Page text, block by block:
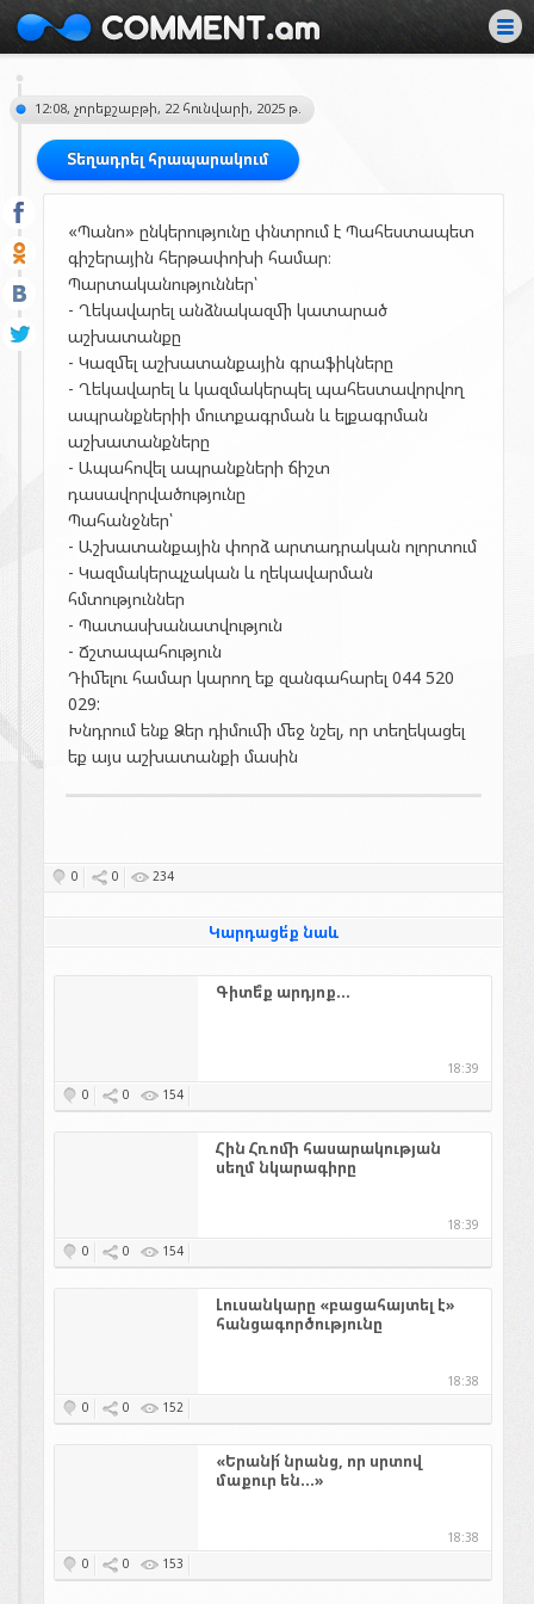
12:08, չորեքշաբթի, 22 հունվարի, 2025 թ.
Տեղադրել հրապարակում
«Պանո» ընկերությունը փնտրում է Պահեստապետ
գիշերային հերթափոխի համար։
Պարտականություններ՝
- Ղեկավարել անձնակազմի կատարած
աշխատանքը
- Կազմել աշխատանքային գրաֆիկները
- Ղեկավարել և կազմակերպել պահեստավորվող
ապրանքներիի մուտքագրման և ելքագրման
աշխատանքները
- Ապահովել ապրանքների ճիշտ
դասավորվածությունը
Պահանջներ՝
- Աշխատանքային փորձ արտադրական ոլորտում
- Կազմակերպչական և ղեկավարման
հմտություններ
- Պատասխանատվություն
- Ճշտապահություն
Դիմելու համար կարող եք զանգահարել 044 520
029:
Խնդրում ենք Ձեր դիմումի մեջ նշել, որ տեղեկացել
եք այս աշխատանքի մասին
0 0 234
Կարդացե՛ք նաև
Գիտե՞ք արդյոք...
18:39
0
0 154
Հին Հռոմի հասարակության
սեղմ նկարագիրը
18:39
0
0 154
Լուսանկարը «բացահայտել է»
հանցագործությունը
18:38
0
0 152
«Երանի՜ նրանց, որ սրտով
մաքուր են...»
18:38
0
0 153